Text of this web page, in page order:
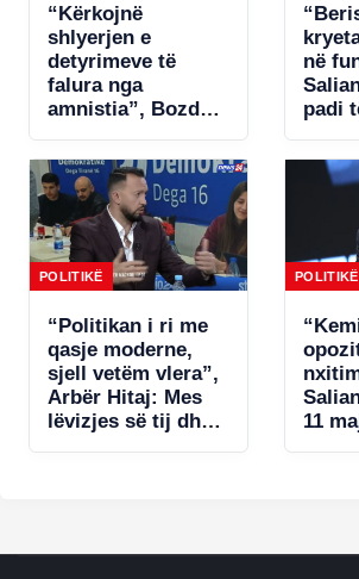
“Kërkojnë
shlyerjen e
detyrimeve të
falura nga
amnistia”, Bozdo
Po i bëhet presion
bizneseve.
Ministria e
Financave s’ka
miratuar aktet
nënligjore!
në
padi
jap
POLITIKË
“Politikan i ri me
qasje moderne,
sjell vetëm vlera”,
Arbër Hitaj: Mes
lëvizjes së tij dhe
POLITIKË
11